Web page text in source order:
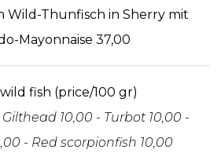
Wild-Thunfisch in Sherry mit
Mayonnaise 37,00
fish (price/100 gr)
Gilthead 10,00 - Turbot 10,00 -
- Red scorpionfish 10,00